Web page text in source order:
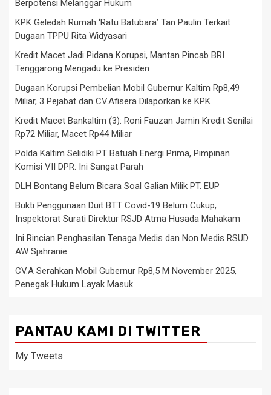
Berpotensi Melanggar Hukum
KPK Geledah Rumah ‘Ratu Batubara’ Tan Paulin Terkait
Dugaan TPPU Rita Widyasari
Kredit Macet Jadi Pidana Korupsi, Mantan Pincab BRI
Tenggarong Mengadu ke Presiden
Dugaan Korupsi Pembelian Mobil Gubernur Kaltim Rp8,49
Miliar, 3 Pejabat dan CV.Afisera Dilaporkan ke KPK
Kredit Macet Bankaltim (3): Roni Fauzan Jamin Kredit Senilai
Rp72 Miliar, Macet Rp44 Miliar
Polda Kaltim Selidiki PT Batuah Energi Prima, Pimpinan
Komisi VII DPR: Ini Sangat Parah
DLH Bontang Belum Bicara Soal Galian Milik PT. EUP
Bukti Penggunaan Duit BTT Covid-19 Belum Cukup,
Inspektorat Surati Direktur RSJD Atma Husada Mahakam
Ini Rincian Penghasilan Tenaga Medis dan Non Medis RSUD
AW Sjahranie
CV.A Serahkan Mobil Gubernur Rp8,5 M November 2025,
Penegak Hukum Layak Masuk
PANTAU KAMI DI TWITTER
My Tweets